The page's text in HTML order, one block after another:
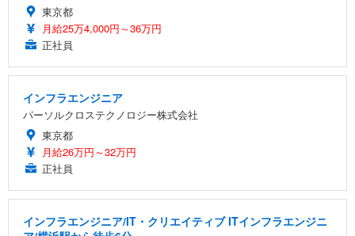
東京都
月給25万4,000円～36万円
正社員
インフラエンジニア
パーソルクロステクノロジー株式会社
東京都
月給26万円～32万円
正社員
インフラエンジニア/IT・クリエイティブ ITインフラエンジニ